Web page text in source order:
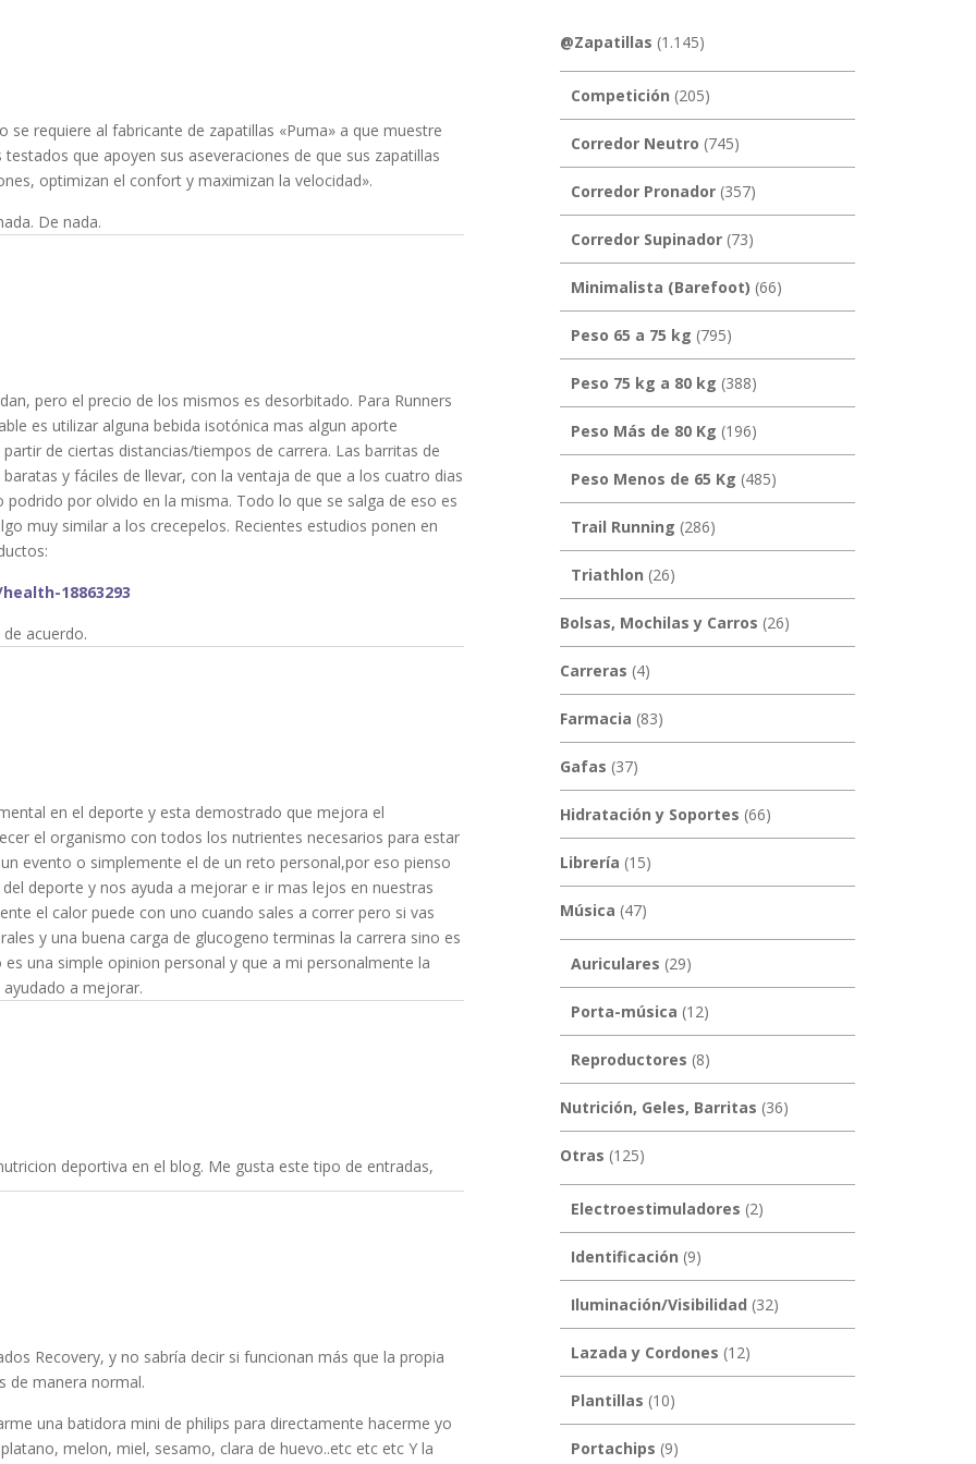
requiere al fabricante de zapatillas «Puma» a que muestre
que apoyen sus aseveraciones de que sus zapatillas
optimizan el confort y maximizan la velocidad».
De nada.
pero el precio de los mismos es desorbitado. Para Runners
es utilizar alguna bebida isotónica mas algun aporte
de ciertas distancias/tiempos de carrera. Las barritas de
y fáciles de llevar, con la ventaja de que a los cuatro dias
por olvido en la misma. Todo lo que se salga de eso es
muy similar a los crecepelos. Recientes estudios ponen en
18863293
acuerdo.
en el deporte y esta demostrado que mejora el
el organismo con todos los nutrientes necesarios para estar
evento o simplemente el de un reto personal,por eso pienso
deporte y nos ayuda a mejorar e ir mas lejos en nuestras
el calor puede con uno cuando sales a correr pero si vas
y una buena carga de glucogeno terminas la carrera sino es
una simple opinion personal y que a mi personalmente la
a mejorar.
deportiva en el blog. Me gusta este tipo de entradas,
Recovery, y no sabría decir si funcionan más que la propia
de manera normal.
una batidora mini de philips para directamente hacerme yo
melon, miel, sesamo, clara de huevo..etc etc etc Y la
@Zapatillas (1.145)
Competición (205)
Corredor Neutro (745)
Corredor Pronador(357)
Corredor Supinador(73)
Minimalista (Barefoot) (66)
Peso 65 a 75 kg (795)
Peso 75 kg a 80 kg (388)
Peso Más de 80 Kg (196)
Peso Menos de 65 Kg (485)
Trail Running (286)
Triathlon (26)
Bolsas, Mochilas y Carros (26)
Carreras (4)
Farmacia (83)
Gafas (37)
Hidratación y Soportes (66)
Librería (15)
Música (47)
Auriculares (29)
Porta-música (12)
Reproductores (8)
Nutrición, Geles, Barritas (36)
Otras (125)
Electroestimuladores (2)
Identificación (9)
Iluminación/Visibilidad (32)
Lazada y Cordones (12)
Plantillas (10)
Portachips (9)